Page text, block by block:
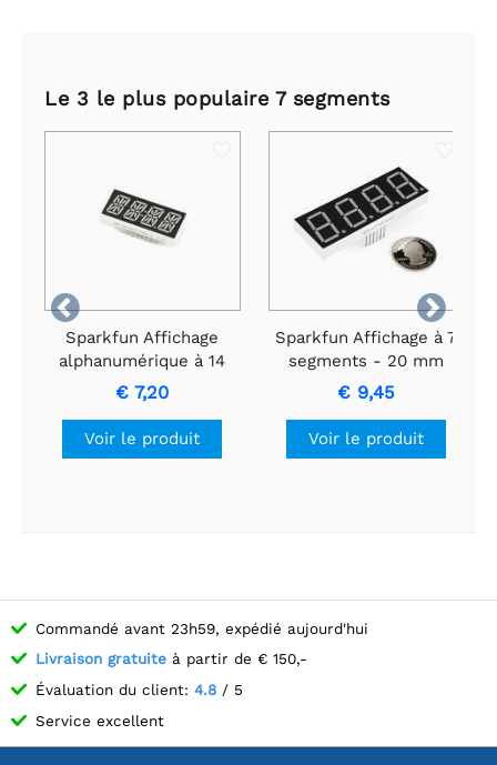
Le 3 le plus populaire 7 segments


Sparkfun Affichage
alphanumérique à 14
segments - Rouge
€ 7,20
Voir le produit
Sparkfun Affichage à 7
segments - 20 mm
(bleu)
€ 9,45
Voir le produit
Commandé avant 23h59, expédié aujourd'hui
Livraison gratuite à partir de € 150,-
Évaluation du client: 4.8 / 5
Service excellent